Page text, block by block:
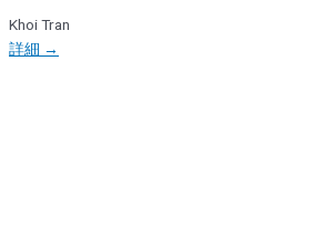
Khoi Tran
詳細 →